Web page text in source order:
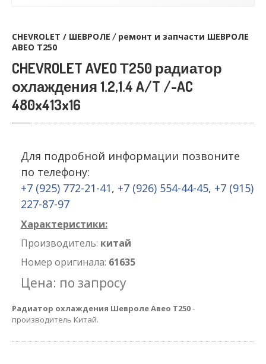
CHEVROLET / ШЕВРОЛЕ / ремонт и запчасти ШЕВРОЛЕ
АВЕО T250
CHEVROLET AVEO Т250 радиатор
охлаждения 1.2,1.4 A/T /-AC
480x413x16
Для подробной информации позвоните
по телефону:
+7 (925) 772-21-41, +7 (926) 554-44-45, +7 (915)
227-87-97
Характеристики:
Производитель: китай
Номер оригинала: 61635
Цена: по запросу
Радиатор охлаждения Шевроле Авео Т250-
производитель Китай.